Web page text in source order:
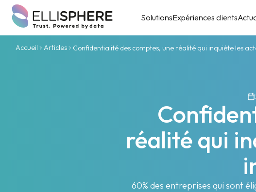
SolutionsExpériences clients
Accueil Articles Confidentialité des comptes, une réalité qui inquiète les
réalité qui
60% des entreprises qui sont